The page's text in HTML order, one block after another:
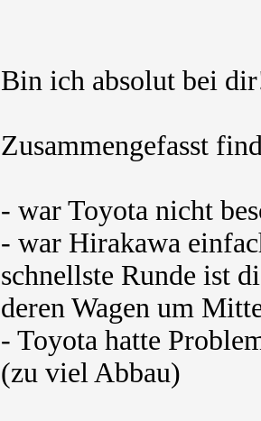
Bin ich absolut bei
Zusammengefasst
- war Toyota nicht
- war Hirakawa
schnellste Runde ist
deren Wagen um
- Toyota hatte
(zu viel Abbau)